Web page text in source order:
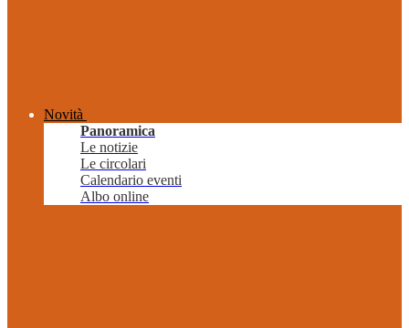
Novità
Panoramica
Le notizie
Le circolari
Calendario eventi
Albo online